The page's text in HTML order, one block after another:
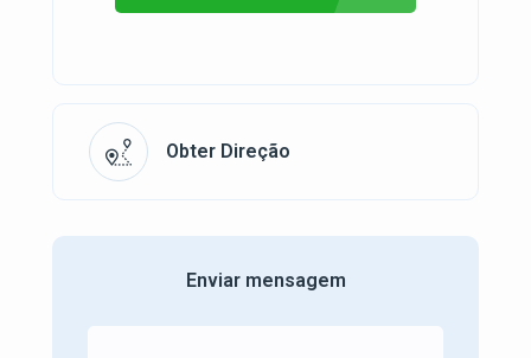
Obter Direção
Enviar mensagem